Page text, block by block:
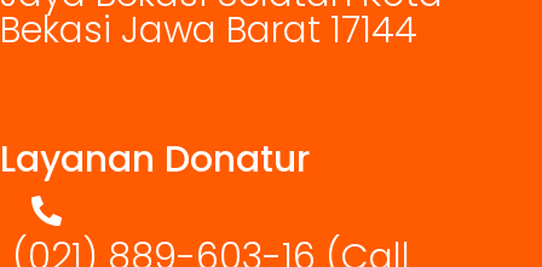
Bekasi Jawa Barat 17144
Layanan Donatur
(021) 889-603-16 (Call